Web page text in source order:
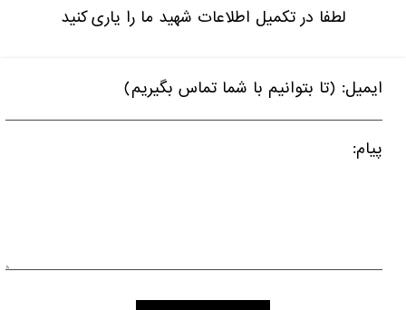
لطفا در تکمیل اطلاعات شهید ما را یاری کنید
ایمیل: (تا بتوانیم با شما تماس بگیریم)
پیام: